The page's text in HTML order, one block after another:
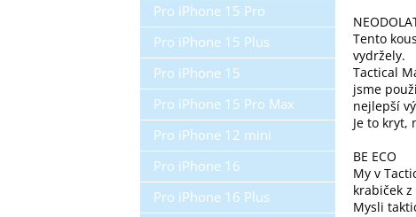
Pro iPhone 15 Pro
Pro iPhone 15 Plus
Pro iPhone 15
Pro iPhone 15 Pro Max
Pro iPhone 12 mini
Pro iPhone 16
Pro iPhone 16 Plus
Tento
vydržely.
Tactical
jsme
nejlepší
Je to kryt,
BE ECO
My v
krabiček
Mysli